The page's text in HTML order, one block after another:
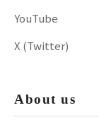
YouTube
X (Twitter)
About us